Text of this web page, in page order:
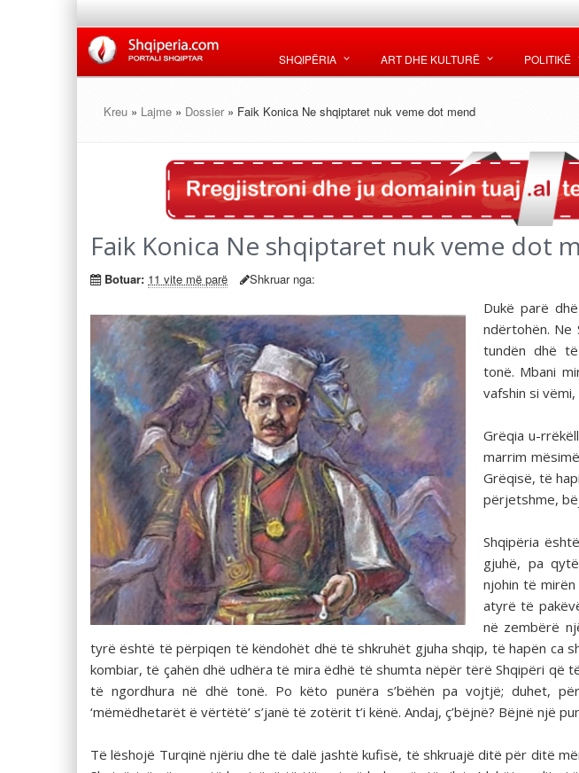
SHQIPËRIA ART DHE KULTURË POLITIKË
Kreu » Lajme » Dossier » Faik Konica Ne shqiptaret nuk veme dot mend
Faik Konica Ne shqiptaret nuk veme dot
Botuar: 11 vite më parë Shkruar nga:
Dukë parë
ndërtohën. Ne
tundën dhë
tonë. Mbani
vafshin si
Grëqia u-
marrim
Grëqisë, të
përjetshme,
Shqipëria
gjuhë, pa
njohin të
atyrë të
në zembërë
tyrë është të përpiqen të këndohët dhë të shkruhët gjuha shqip, të hapën ca
kombiar, të çahën dhë udhëra të mira ëdhë të shumta nëpër tërë Shqipëri që
të ngordhura në dhë tonë. Po këto punëra s’bëhën pa vojtjë; duhet,
‘mëmëdhetarët ë vërtëtë’ s’janë të zotërit t’i kënë. Andaj, ç’bëjnë? Bëjnë një
Të lëshojë Turqinë njëriu dhe të dalë jashtë kufisë, të shkruajë ditë për ditë